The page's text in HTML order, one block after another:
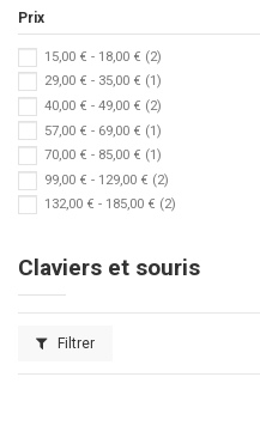
Claviers et souris
Filtrer
Prix
15,00 € - 18,00 € (2)
29,00 € - 35,00 € (1)
40,00 € - 49,00 € (2)
57,00 € - 69,00 € (1)
70,00 € - 85,00 € (1)
99,00 € - 129,00 € (2)
132,00 € - 185,00 € (2)